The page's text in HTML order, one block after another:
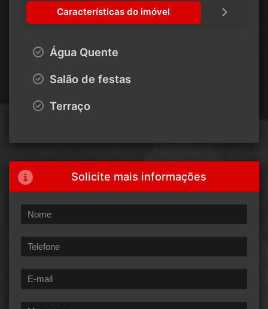
Características do imóvel
Água Quente
Salão de festas
Terraço
Solicite mais informações